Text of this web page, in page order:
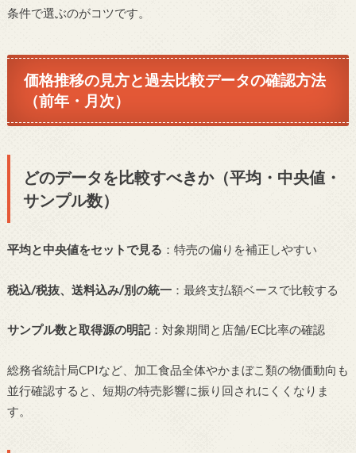
条件で選ぶのがコツです。
価格推移の見方と過去比較データの確認方法
（前年・月次）
どのデータを比較すべきか（平均・中央値・
サンプル数）
平均と中央値をセットで見る ：特売の偏りを補正しやすい
税込/税抜、送料込み/別の統一：最終支払額ベースで比較する
サンプル数と取得源の明記：対象期間と店舗/EC比率の確認
総務省統計局CPIなど、加工食品全体やかまぼこ類の物価動向も
並行確認すると、短期の特売影響に振り回されにくくなりま
す。